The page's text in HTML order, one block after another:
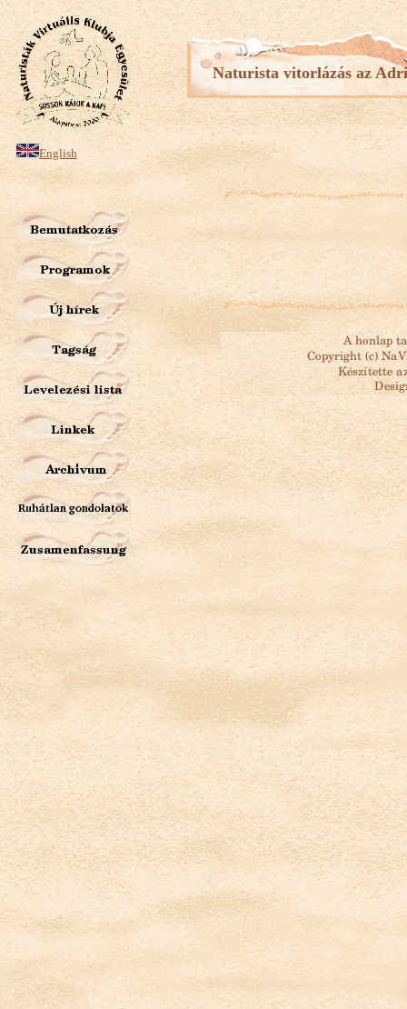
Naturista vitorlázás az
English